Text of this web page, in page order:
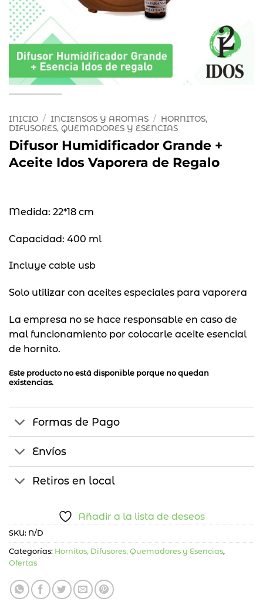
INICIO / INCIENSOS Y AROMAS / HORNITOS,
DIFUSORES, QUEMADORES Y ESENCIAS
Difusor Humidificador Grande +
Aceite Idos Vaporera de Regalo
Medida: 22*18 cm
Capacidad: 400 ml
Incluye cable usb
Solo utilizar con aceites especiales para vaporera
La empresa no se hace responsable en caso de
mal funcionamiento por colocarle aceite esencial
de hornito.
Este producto no está disponible porque no quedan
existencias.
Formas de Pago
Envíos
Retiros en local
Añadir a la lista de deseos
SKU: N/D
Categorías: Hornitos, Difusores, Quemadores y Esencias,
Ofertas